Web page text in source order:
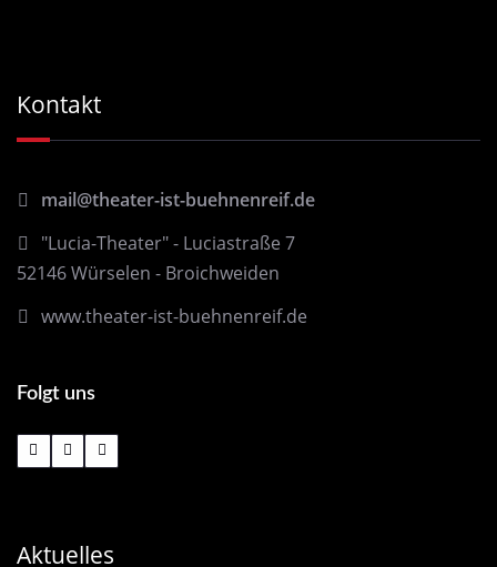
Kontakt
mail@theater-ist-buehnenreif.de
"Lucia-Theater" - Luciastraße 7
52146 Würselen - Broichweiden
www.theater-ist-buehnenreif.de
Folgt uns
Aktuelles